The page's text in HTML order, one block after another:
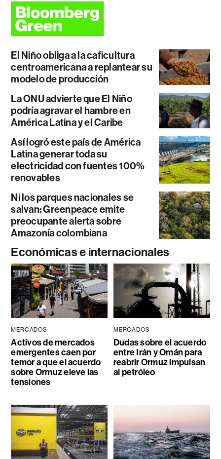
El Niño obliga a la caficultura
centroamericana a replantear su
modelo de producción
La ONU advierte que El Niño
podría agravar el hambre en
América Latina y el Caribe
Así logró este país de América
Latina generar toda su
electricidad con fuentes 100%
renovables
Ni los parques nacionales se
salvan: Greenpeace emite
preocupante alerta sobre
Amazonía colombiana
Económicas e internacionales
MERCADOS
Activos de mercados
emergentes caen por
temor a que el acuerdo
sobre Ormuz eleve las
tensiones
MERCADOS
Dudas sobre el acuerdo
entre Irán y Omán para
reabrir Ormuz impulsan
al petróleo